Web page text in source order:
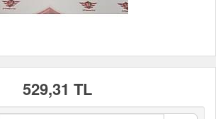
529,31 TL